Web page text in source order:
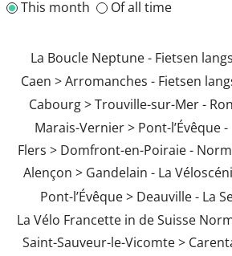
This month Of all time
Saint-Sauveur-le-Vicomte >
La Vélo Francette in de Suisse
Pont-l’Évêque > Deauville - La
Alençon > Gandelain - La
Flers > Domfront-en-Poiraie -
Marais-Vernier > Pont-l’Évêque -
Cabourg > Trouville-sur-Mer -
Caen > Arromanches - Fietsen
La Boucle Neptune - Fietsen